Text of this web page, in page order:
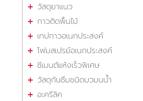
วัสดุยาแนว
กาวติดพื้นไม้
เทปกาวอเนกประสงค์
โฟมสเปรย์อเนกประสงค์
ซีเมนต์แห้งเร็วพิเศษ
วัสดุกันซึมชนิดบวมนน้ำ
อะครีลิค